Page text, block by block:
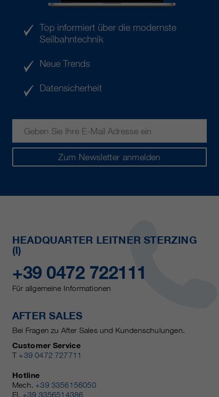
Zum Newsletter anmelden
Top informiert über die modernste
Seilbahntechnik
Neue Trends
Datensicherheit
HEADQUARTER LEITNER STERZING
(I)
+39 0472 722111
Für allgemeine Informationen
AFTER SALES
Bei Fragen zu After Sales und Kundenschulungen.
Customer Service
T +39 0472 727711
Hotline
Mech. +39 3356156050
El. +39 3356514386